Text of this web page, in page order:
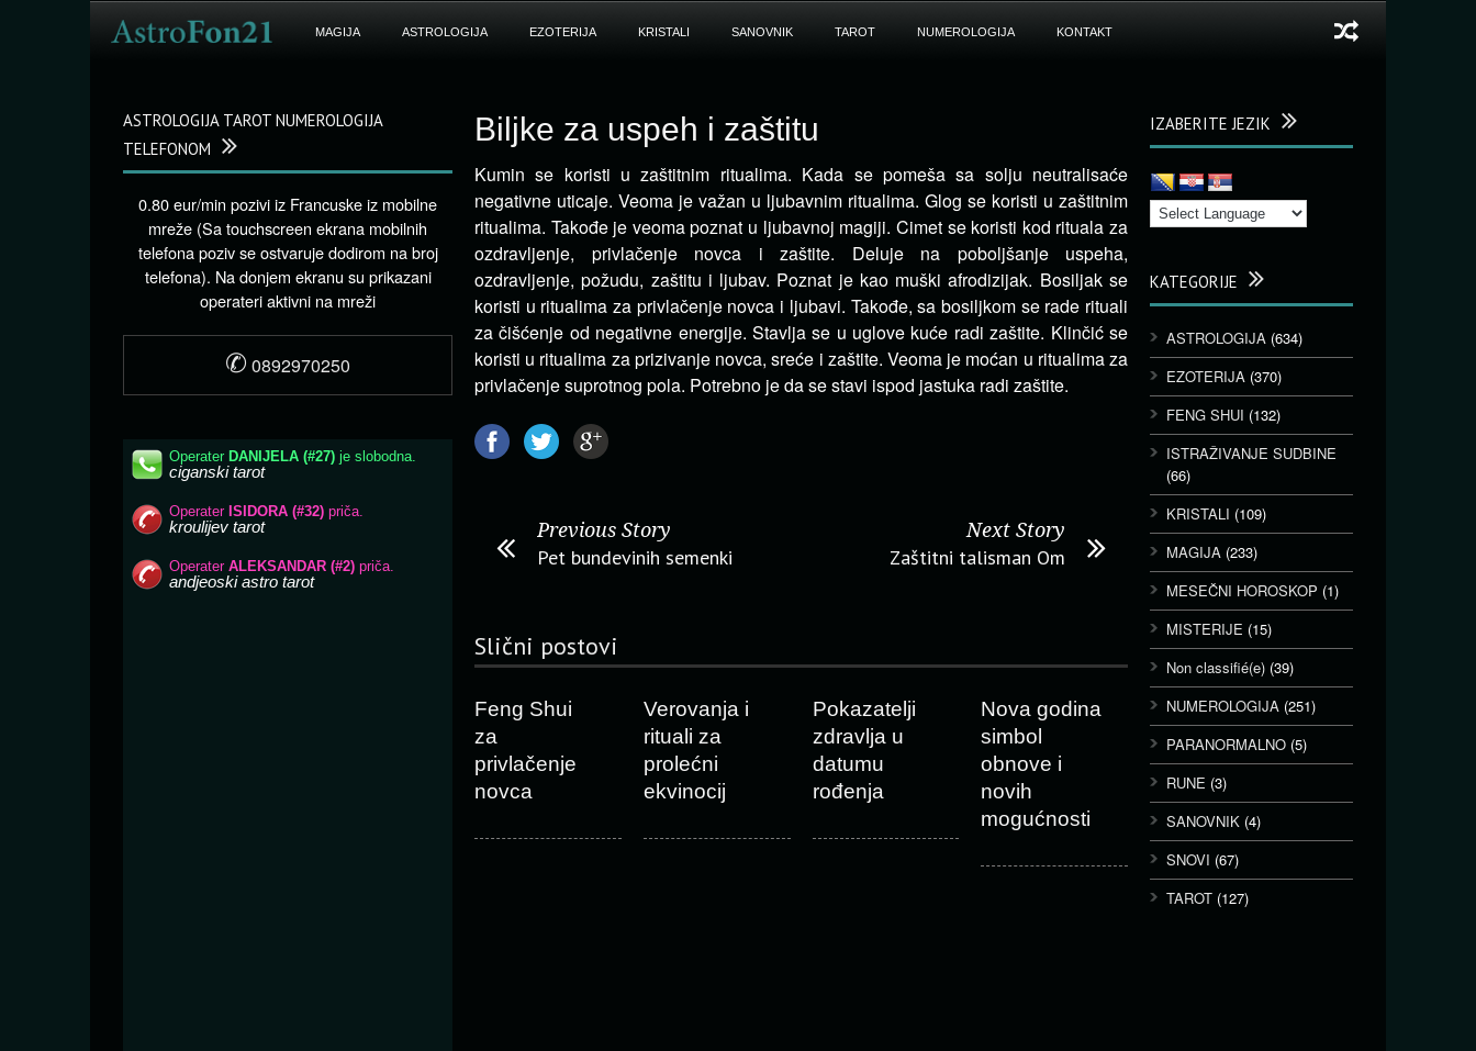
MAGIJA ASTROLOGIJA EZOTERIJA KRISTALI SANOVNIK TAROT NUMEROLOGIJA KONTAKT
Biljke za uspeh i zaštitu
Kumin se koristi u zaštitnim ritualima. Kada se pomeša sa solju neutralisaće
negativne uticaje. Veoma je važan u ljubavnim ritualima. Glog se koristi u zaštitnim
ritualima. Takođe je veoma poznat u ljubavnoj magiji. Cimet se koristi kod rituala za
ozdravljenje, privlačenje novca i zaštite. Deluje na poboljšanje uspeha,
ozdravljenje, požudu, zaštitu i ljubav. Poznat je kao muški afrodizijak. Bosiljak se
koristi u ritualima za privlačenje novca i ljubavi. Takođe, sa bosiljkom se rade rituali
za čišćenje od negativne energije. Stavlja se u uglove kuće radi zaštite. Klinčić se
koristi u ritualima za prizivanje novca, sreće i zaštite. Veoma je moćan u ritualima za
privlačenje suprotnog pola. Potrebno je da se stavi ispod jastuka radi zaštite.
Previous Story
Pet bundevinih semenki
Next Story
Zaštitni talisman Om
Slični postovi
Feng Shui
za
privlačenje
novca
Verovanja i
rituali za
prolećni
ekvinocij
Pokazatelji
zdravlja u
datumu
rođenja
Nova godina
simbol
obnove i
novih
mogućnosti
IZABERITE JEZIK
KATEGORIJE
ASTROLOGIJA (634)
EZOTERIJA (370)
FENG SHUI (132)
ISTRAŽIVANJE SUDBINE
(66)
KRISTALI (109)
MAGIJA (233)
MESEČNI HOROSKOP (1)
MISTERIJE (15)
Non classifié(e) (39)
NUMEROLOGIJA (251)
PARANORMALNO (5)
RUNE (3)
SANOVNIK (4)
SNOVI (67)
TAROT (127)
ASTROLOGIJA TAROT NUMEROLOGIJA
TELEFONOM
0.80 eur/min pozivi iz Francuske iz mobilne
mreže (Sa touchscreen ekrana mobilnih
telefona poziv se ostvaruje dodirom na broj
telefona). Na donjem ekranu su prikazani
operateri aktivni na mreži
✆ 0892970250